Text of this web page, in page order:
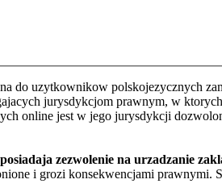
do uzytkownikow polskojezycznych
jurysdykcjom prawnym, w
online jest w jego jurysdykcji
zezwolenie na urzadzanie
i grozi konsekwencjami